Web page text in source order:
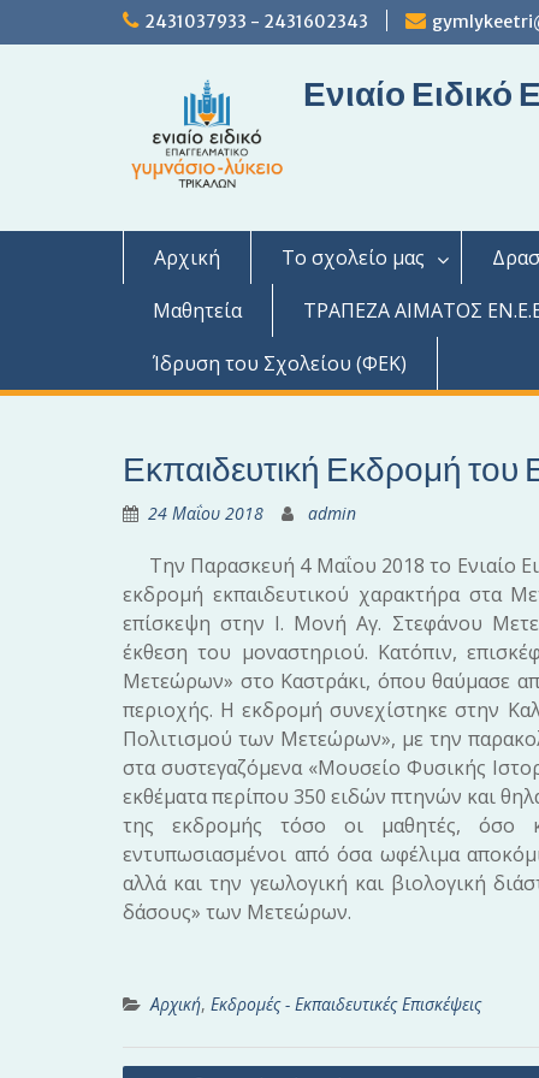
2431037933 - 2431602343
Ενιαίο
Αρχική Το σχολείο μας
Μαθητεία
ΤΡΑΠΕΖΑ ΑΙΜΑΤΟΣ
Ίδρυση του Σχολείου (ΦΕΚ)
Εκπαιδευτική Εκδρομή
24 Μαΐου 2018 admin
Την Παρασκευή 4 Μαΐου 2018 το Ενιαίο
εκδρομή εκπαιδευτικού χαρακτήρα στα
επίσκεψη στην Ι. Μονή Αγ. Στεφάνου
έκθεση του μοναστηριού. Κατόπιν,
Μετεώρων» στο Καστράκι, όπου θαύμασε
περιοχής. Η εκδρομή συνεχίστηκε στην
Πολιτισμού των Μετεώρων», με την
στα συστεγαζόμενα «Μουσείο Φυσικής
εκθέματα περίπου 350 ειδών πτηνών και
της εκδρομής τόσο οι μαθητές, όσο
εντυπωσιασμένοι από όσα ωφέλιμα
αλλά και την γεωλογική και βιολογική
δάσους» των Μετεώρων.
Αρχική, Εκδρομές - Εκπαιδευτικές Επισκέψεις